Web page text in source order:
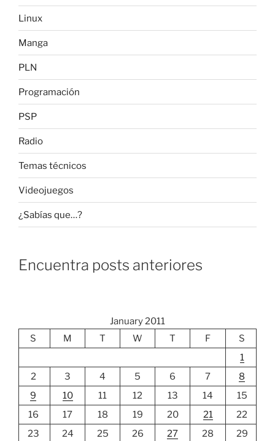
Linux
Manga
PLN
Programación
PSP
Radio
Temas técnicos
Videojuegos
¿Sabías que…?
Encuentra posts anteriores
January 2011
S
M T W T F
S
1
2
3 4 5 6 7
8
9
10 11 12 13 14
15
16
17 18 19 20 21
22
23
24 25 26 27 28
29